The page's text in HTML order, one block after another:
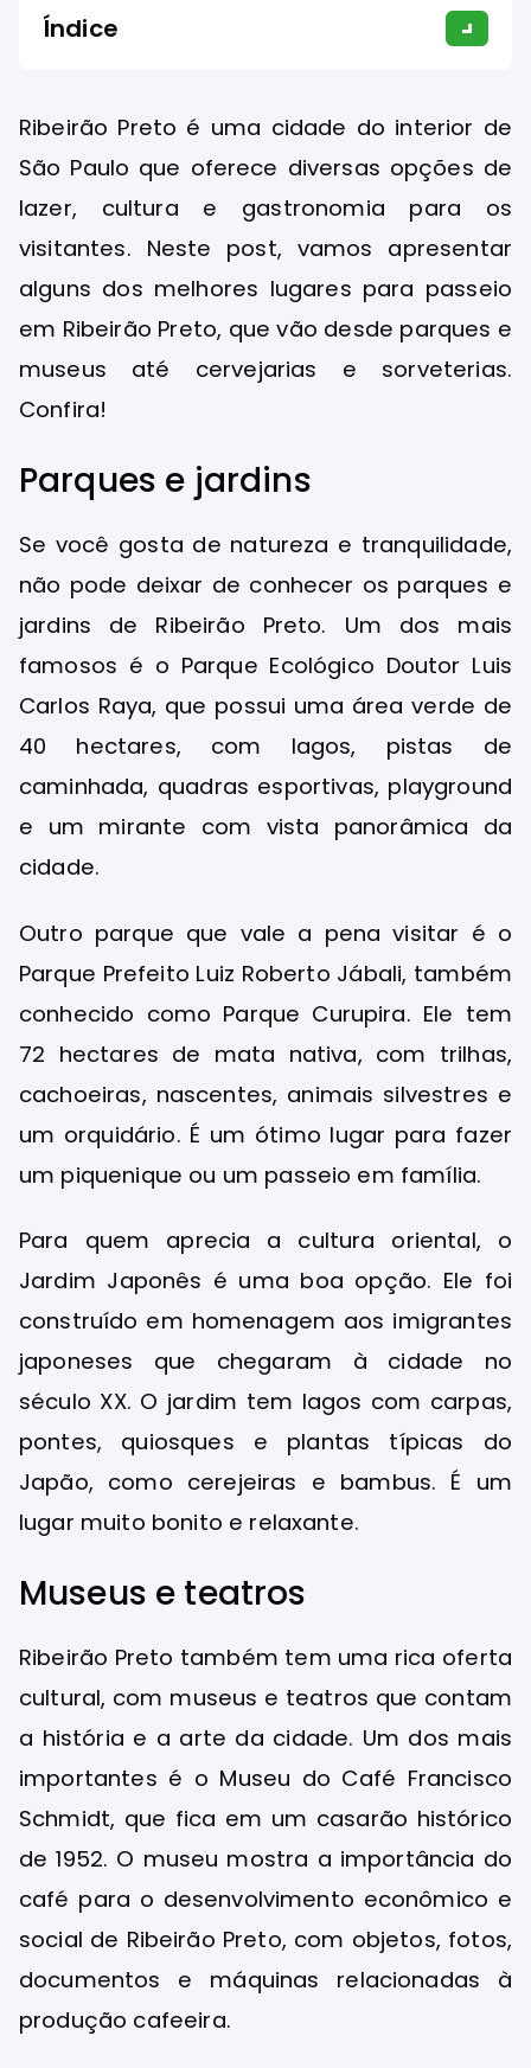
Índice
Ribeirão Preto é uma cidade do interior de
São Paulo que oferece diversas opções de
lazer, cultura e gastronomia para os
visitantes. Neste post, vamos apresentar
alguns dos melhores lugares para passeio
em Ribeirão Preto, que vão desde parques e
museus até cervejarias e sorveterias.
Confira!
Parques e jardins
Se você gosta de natureza e tranquilidade,
não pode deixar de conhecer os parques e
jardins de Ribeirão Preto. Um dos mais
famosos é o Parque Ecológico Doutor Luis
Carlos Raya, que possui uma área verde de
40 hectares, com lagos, pistas de
caminhada, quadras esportivas, playground
e um mirante com vista panorâmica da
cidade.
Outro parque que vale a pena visitar é o
Parque Prefeito Luiz Roberto Jábali, também
conhecido como Parque Curupira. Ele tem
72 hectares de mata nativa, com trilhas,
cachoeiras, nascentes, animais silvestres e
um orquidário. É um ótimo lugar para fazer
um piquenique ou um passeio em família.
Para quem aprecia a cultura oriental, o
Jardim Japonês é uma boa opção. Ele foi
construído em homenagem aos imigrantes
japoneses que chegaram à cidade no
século XX. O jardim tem lagos com carpas,
pontes, quiosques e plantas típicas do
Japão, como cerejeiras e bambus. É um
lugar muito bonito e relaxante.
Museus e teatros
Ribeirão Preto também tem uma rica oferta
cultural, com museus e teatros que contam
a história e a arte da cidade. Um dos mais
importantes é o Museu do Café Francisco
Schmidt, que fica em um casarão histórico
de 1952. O museu mostra a importância do
café para o desenvolvimento econômico e
social de Ribeirão Preto, com objetos, fotos,
documentos e máquinas relacionadas à
produção cafeeira.